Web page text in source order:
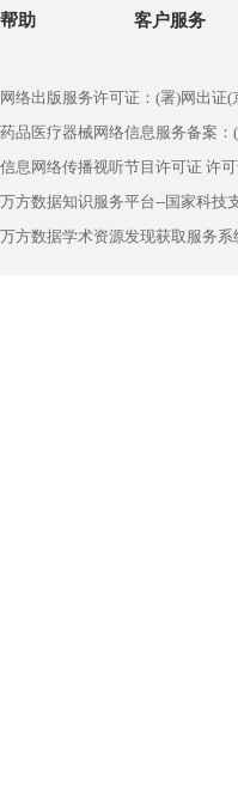
帮助 客户服务
网络出版服务许可证：(署)网出证(
药品医疗器械网络信息服务备案
信息网络传播视听节目许可证 许
万方数据知识服务平台--国家科技
万方数据学术资源发现获取服务